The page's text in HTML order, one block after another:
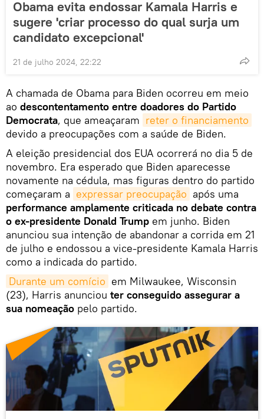
Obama evita endossar Kamala Harris e
sugere 'criar processo do qual surja um
candidato excepcional'
21 de julho 2024, 22:22
A chamada de Obama para Biden ocorreu em meio
ao descontentamento entre doadores do Partido
Democrata, que ameaçaram reter o financiamento
devido a preocupações com a saúde de Biden.
A eleição presidencial dos EUA ocorrerá no dia 5 de
novembro. Era esperado que Biden aparecesse
novamente na cédula, mas figuras dentro do partido
começaram a expressar preocupação após uma
performance amplamente criticada no debate contra
o ex-presidente Donald Trump em junho. Biden
anunciou sua intenção de abandonar a corrida em 21
de julho e endossou a vice-presidente Kamala Harris
como a indicada do partido.
Durante um comício em Milwaukee, Wisconsin
(23), Harris anunciou ter conseguido assegurar a
sua nomeação pelo partido.